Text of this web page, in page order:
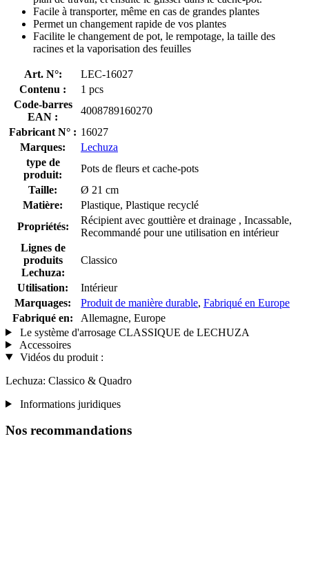
Facile à transporter, même en cas de grandes plantes
Permet un changement rapide de vos plantes
Facilite le changement de pot, le rempotage, la taille des
racines et la vaporisation des feuilles
Art. N°:
LEC-16027
Contenu :
1 pcs
Code-barres
EAN :
4008789160270
Fabricant N° : 16027
Marques:
Lechuza
type de
produit:
Pots de fleurs et cache-pots
Taille:
Ø 21 cm
Matière:
Plastique, Plastique recyclé
Propriétés:
Récipient avec gouttière et drainage , Incassable,
Recommandé pour une utilisation en intérieur
Lignes de
produits
Lechuza:
Classico
Utilisation:
Intérieur
Marquages:
Produit de manière durable, Fabriqué en Europe
Fabriqué en:
Allemagne, Europe
Le système d'arrosage CLASSIQUE de LECHUZA
Accessoires
Vidéos du produit :
Lechuza: Classico & Quadro
Informations juridiques
Nos recommandations